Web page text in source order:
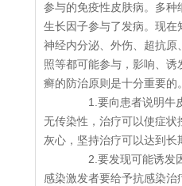
参与的免疫性皮肤病。多种
生长因子参与了发病。现在
神经内分泌、外伤、超抗
照等都可能参与，影响、
癣的防治原则是十分重要的。
1.要向患者说明牛皮
无传染性，治疗可以使症状
灰心，坚持治疗可以达到长
2.要发现可能诱发因
感染激发者要给予抗感染